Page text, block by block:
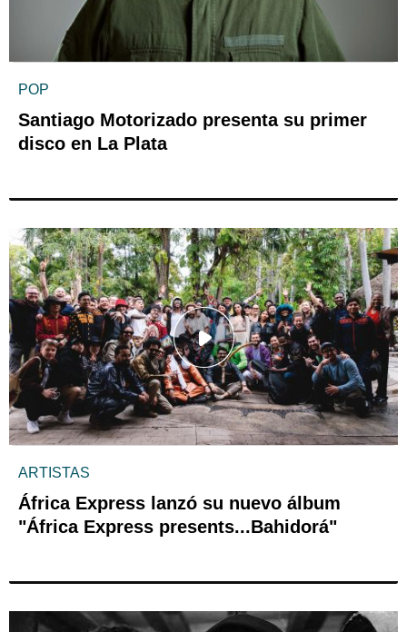
POP
Santiago Motorizado presenta su primer
disco en La Plata
ARTISTAS
África Express lanzó su nuevo álbum
"África Express presents...Bahidorá"